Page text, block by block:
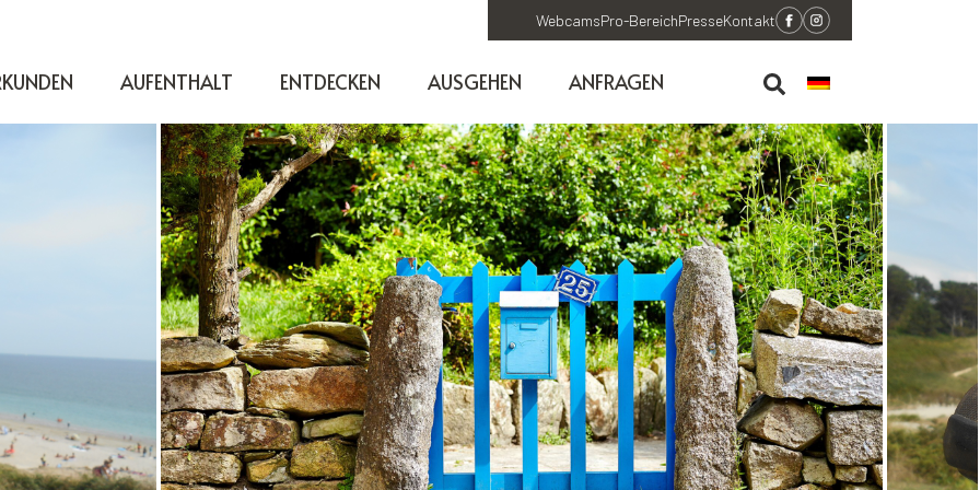
WebcamsPro-BereichPresseKontakt
AUFENTHALT ENTDECKEN AUSGEHEN ANFRAGEN